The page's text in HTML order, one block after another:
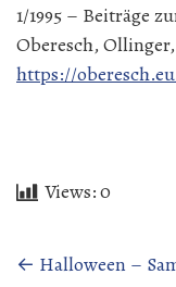
1/1995 – Beiträge
Oberesch,
https://
Views:0
← Halloween –